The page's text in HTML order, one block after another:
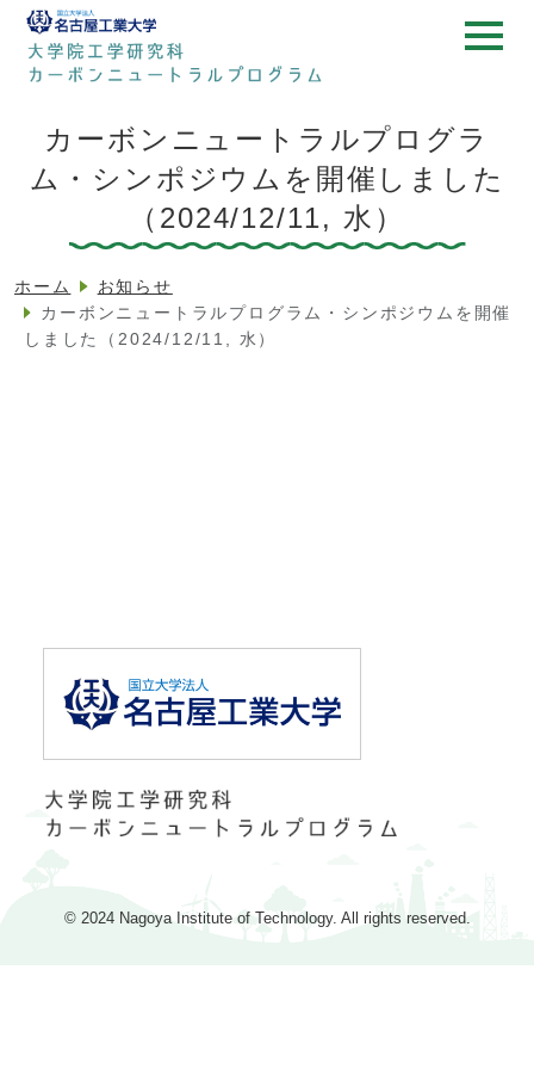
カーボンニュートラルプログラ
ム・シンポジウムを開催しました
（2024/12/11, 水）
ホーム
お知らせ
カーボンニュートラルプログラム・シンポジウムを開催
しました（2024/12/11, 水）
© 2024 Nagoya Institute of Technology. All rights reserved.